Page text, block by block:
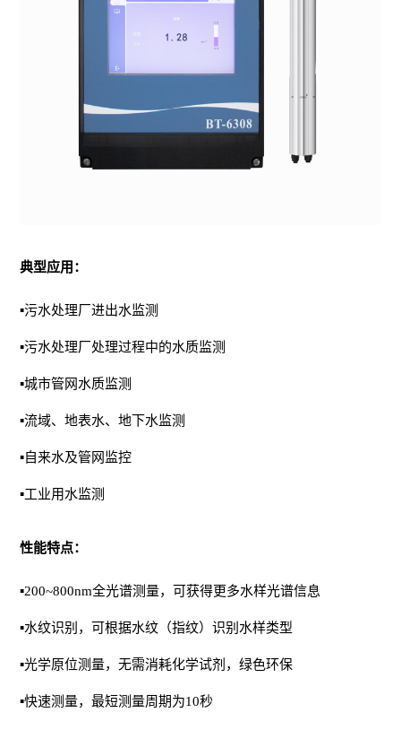
典型应用：
▪污水处理厂进出水监测
▪污水处理厂处理过程中的水质监测
▪城市管网水质监测
▪流域、地表水、地下水监测
▪自来水及管网监控
▪工业用水监测
性能特点：
▪200~800nm全光谱测量，可获得更多水样光谱信息
▪水纹识别，可根据水纹（指纹）识别水样类型
▪光学原位测量，无需消耗化学试剂，绿色环保
▪快速测量，最短测量周期为10秒